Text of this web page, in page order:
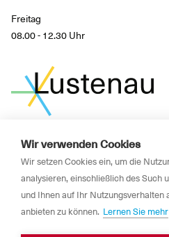
Wir verwenden Cookies
Wir setzen Cookies ein, um die
analysieren, einschließlich des Such
und Ihnen auf Ihr Nutzungsverhalten
anbieten zu können. Lernen Sie mehr
Freitag
08.00 - 12.30 Uhr
News
Newsletter
Impressum